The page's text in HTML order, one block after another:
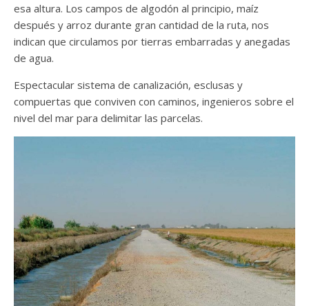
esa altura. Los campos de algodón al principio, maíz
después y arroz durante gran cantidad de la ruta, nos
indican que circulamos por tierras embarradas y anegadas
de agua.
Espectacular sistema de canalización, esclusas y
compuertas que conviven con caminos, ingenieros sobre el
nivel del mar para delimitar las parcelas.